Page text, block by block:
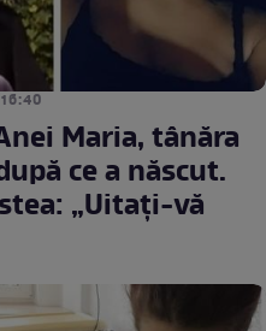
Maria, tânăra
ce a născut.
„Uitați-vă